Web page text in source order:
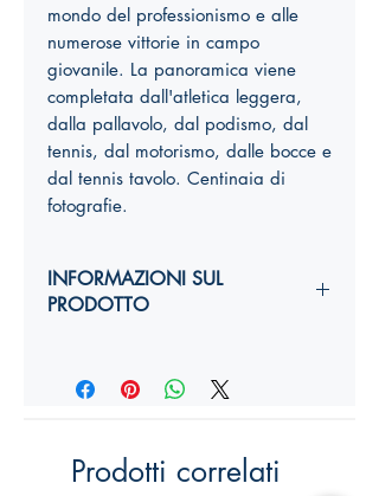
mondo del professionismo e alle
numerose vittorie in campo
giovanile. La panoramica viene
completata dall'atletica leggera,
dalla pallavolo, dal podismo, dal
tennis, dal motorismo, dalle bocce e
dal tennis tavolo. Centinaia di
fotografie.
INFORMAZIONI SUL
PRODOTTO
Anno di edizione:
Formato copertina:
costola):YY,Y x YY,Y x Ycm
Prodotti correlati